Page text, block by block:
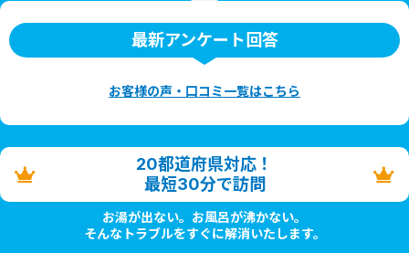
最新アンケート回答
お客様の声・口コミ一覧はこちら
20都道府県対応！
最短30分で訪問
お湯が出ない。お風呂が沸かない。
そんなトラブルをすぐに解消いたします。